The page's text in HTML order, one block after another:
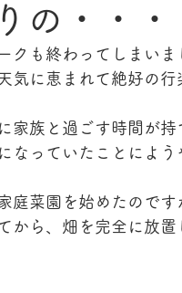
の・・・
クも終わってしまいま
気に恵まれて絶好の行
家族と過ごす時間が
なっていたことによ
庭菜園を始めたのです
から、畑を完全に放置